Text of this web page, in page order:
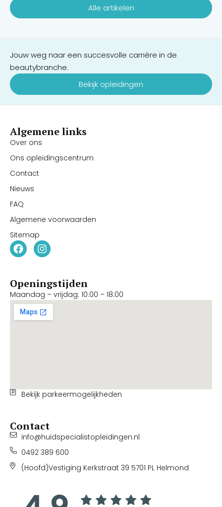
Alle artikelen
Jouw weg naar een succesvolle carrière in de
beautybranche.
Bekijk opleidingen
Algemene links
Over ons
Ons opleidingscentrum
Contact
Nieuws
FAQ
Algemene voorwaarden
Sitemap
Openingstijden
Maandag – vrijdag: 10.00 – 18.00
Bekijk parkeermogelijkheden
Contact
info@huidspecialistopleidingen.nl
0492 389 600
(Hoofd)Vestiging Kerkstraat 39 5701 PL Helmond